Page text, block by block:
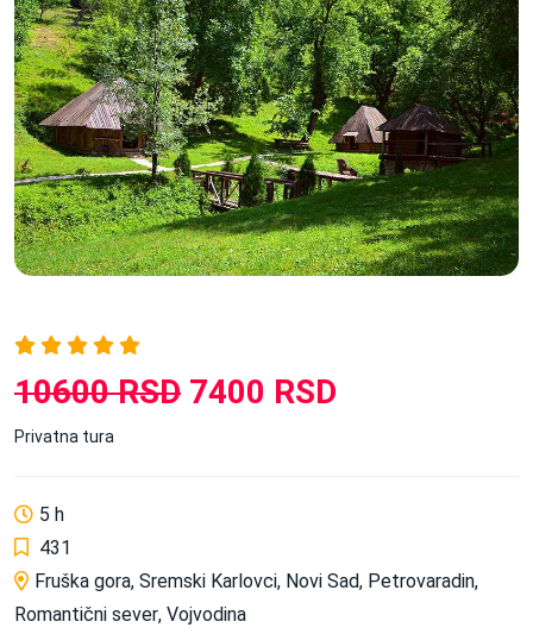
10600 RSD 7400 RSD
Privatna tura
5 h
431
Fruška gora, Sremski Karlovci, Novi Sad, Petrovaradin,
Romantični sever, Vojvodina